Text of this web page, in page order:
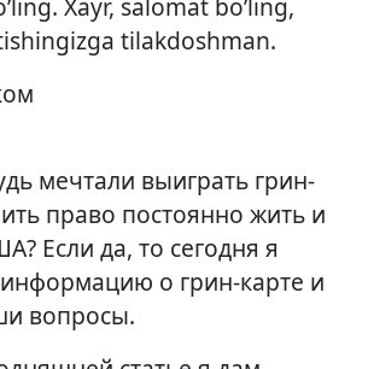
Xayr, salomat bo’ling,
tilakdoshman.
мечтали выиграть грин-
право постоянно жить и
Если да, то сегодня я
о грин-карте и
вопросы.